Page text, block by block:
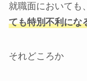
就職面においても、
ても特別不利にな
それどころか